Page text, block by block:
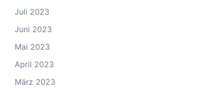
Juli 2023
Juni 2023
Mai 2023
April 2023
März 2023